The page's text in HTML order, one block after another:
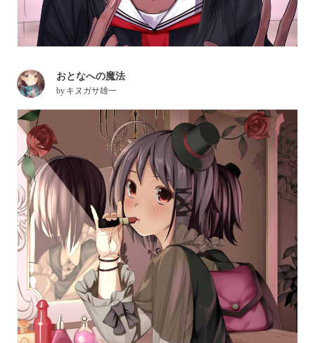
おとなへの魔法
by キヌガサ雄一